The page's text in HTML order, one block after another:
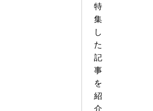
特
集
し
た
記
事
を
紹
介